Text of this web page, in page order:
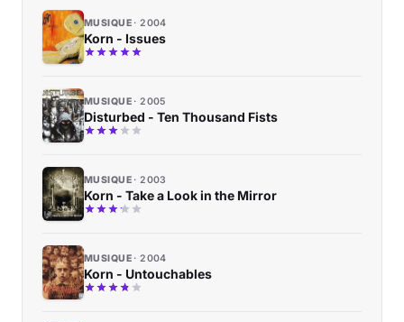
MUSIQUE 2004
Korn - Issues
MUSIQUE 2005
Disturbed - Ten Thousand Fists
MUSIQUE 2003
Korn - Take a Look in the Mirror
MUSIQUE 2004
Korn - Untouchables